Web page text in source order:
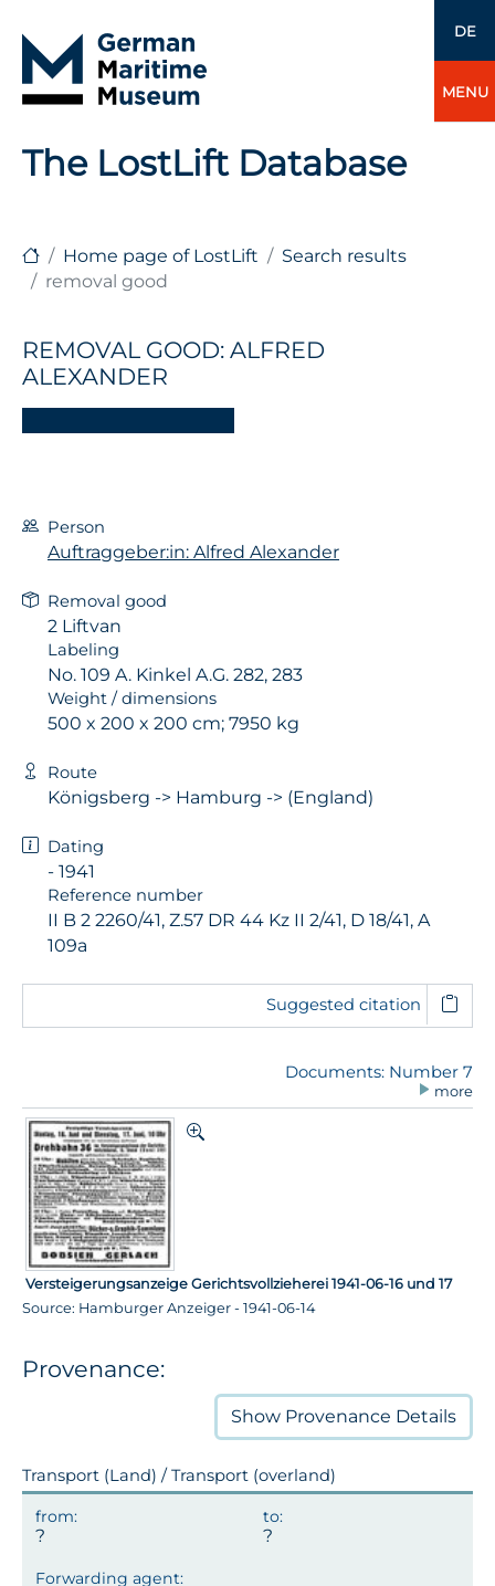
DE
MENU
The LostLift Database
Home page of LostLift
Search results
removal good
REMOVAL GOOD: ALFRED
ALEXANDER
Person
Auftraggeber:in: Alfred Alexander
Removal good
2 Liftvan
Labeling
No. 109 A. Kinkel A.G. 282, 283
Weight / dimensions
500 x 200 x 200 cm; 7950 kg
Route
Königsberg -> Hamburg -> (England)
Dating
- 1941
Reference number
II B 2 2260/41, Z.57 DR 44 Kz II 2/41, D 18/41, A
109a
Suggested citation
Documents: Number 7
more
Versteigerungsanzeige Gerichtsvollzieherei 1941-06-16 und 17
Source: Hamburger Anzeiger - 1941-06-14
Provenance:
Show Provenance Details
Transport (Land) / Transport (overland)